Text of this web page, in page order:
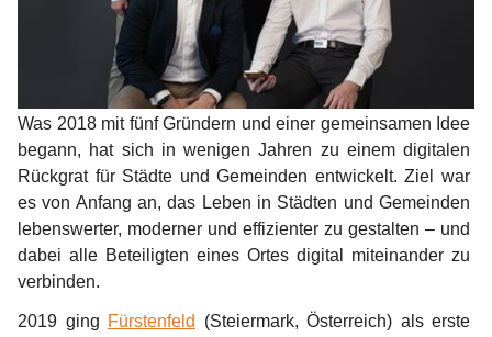
Was 2018 mit fünf Gründern und einer gemeinsamen Idee
begann, hat sich in wenigen Jahren zu einem digitalen
Rückgrat für Städte und Gemeinden entwickelt. Ziel war
es von Anfang an, das Leben in Städten und Gemeinden
lebenswerter, moderner und effizienter zu gestalten – und
dabei alle Beteiligten eines Ortes digital miteinander zu
verbinden.
2019 ging Fürstenfeld
(Steiermark, Österreich) als erste